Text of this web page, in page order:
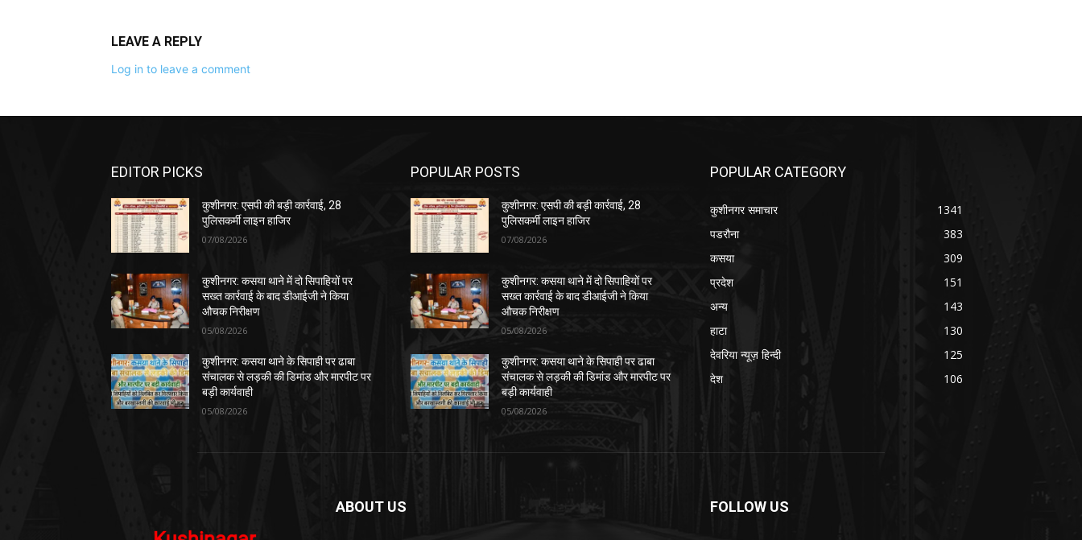
LEAVE A REPLY
Log in to leave a comment
EDITOR PICKS
कुशीनगर: एसपी की बड़ी कार्रवाई, 28
पुलिसकर्मी लाइन हाजिर
07/08/2026
कुशीनगर: कसया थाने में दो सिपाहियों पर
सख्त कार्रवाई के बाद डीआईजी ने किया
औचक निरीक्षण
05/08/2026
कुशीनगर: कसया थाने के सिपाही पर ढाबा
संचालक से लड़की की डिमांड और मारपीट पर
बड़ी कार्यवाही
05/08/2026
POPULAR POSTS
कुशीनगर: एसपी की बड़ी कार्रवाई, 28
पुलिसकर्मी लाइन हाजिर
07/08/2026
कुशीनगर: कसया थाने में दो सिपाहियों पर
सख्त कार्रवाई के बाद डीआईजी ने किया
औचक निरीक्षण
05/08/2026
कुशीनगर: कसया थाने के सिपाही पर ढाबा
संचालक से लड़की की डिमांड और मारपीट पर
बड़ी कार्यवाही
05/08/2026
POPULAR CATEGORY
कुशीनगर समाचार
1341
पडरौना
383
कसया
309
प्रदेश
151
अन्य
143
हाटा
130
देवरिया न्यूज़ हिन्दी
125
देश
106
ABOUT US FOLLOW US